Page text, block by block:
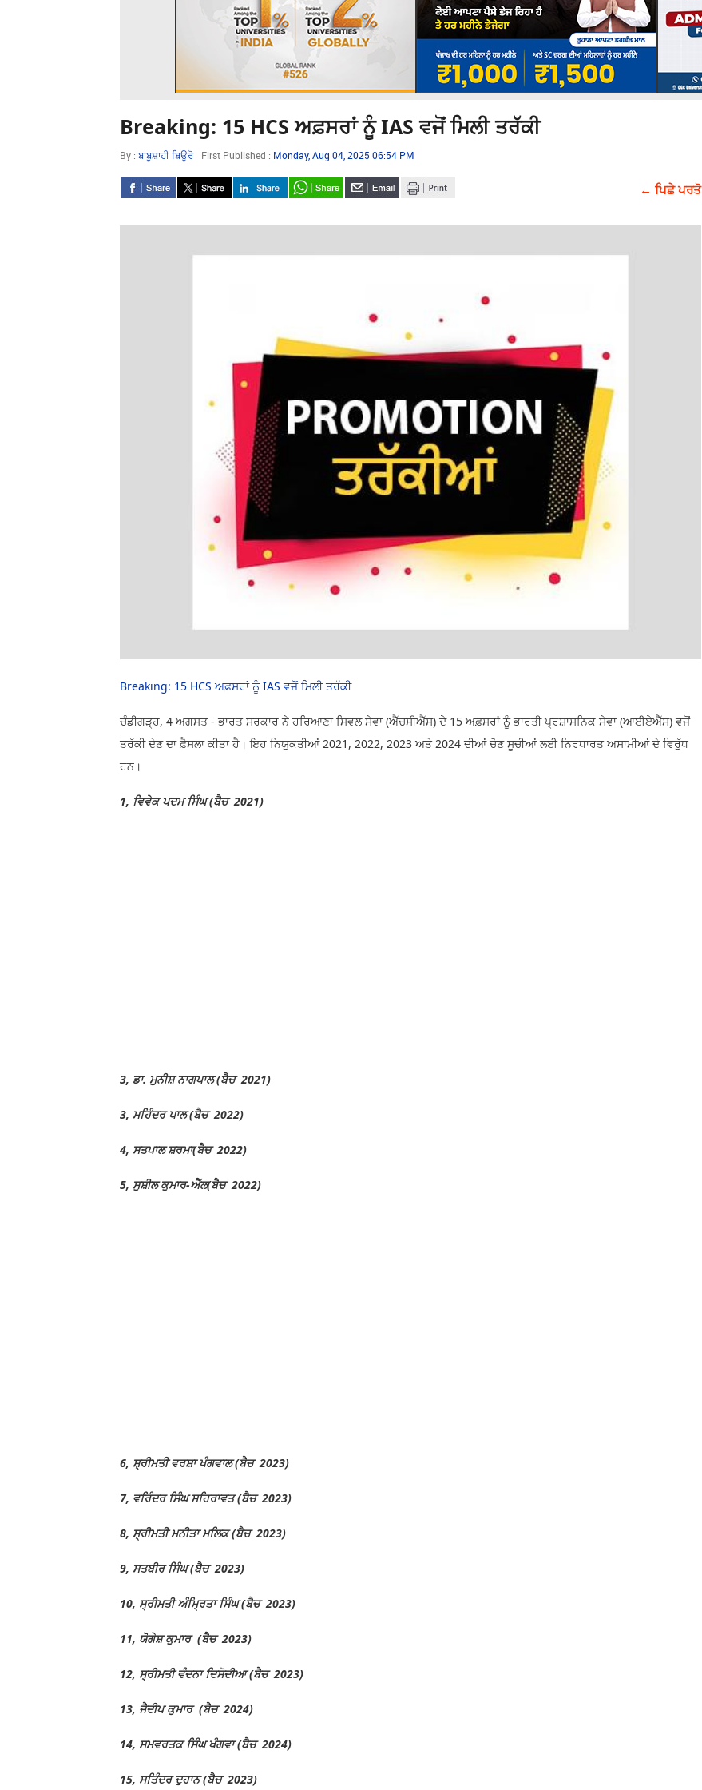
Breaking: 15 HCS ਅਫ਼ਸਰਾਂ ਨੂੰ IAS ਵਜੋਂ ਮਿਲੀ ਤਰੱਕੀ
By : ਬਾਬੂਸ਼ਾਹੀ ਬਿਊਰੋ First Published : Monday, Aug 04, 2025 06:54 PM
← ਪਿਛੇ ਪਰਤੋ
Breaking: 15 HCS ਅਫ਼ਸਰਾਂ ਨੂੰ IAS ਵਜੋਂ ਮਿਲੀ ਤਰੱਕੀ
ਚੰਡੀਗੜ੍ਹ, 4 ਅਗਸਤ - ਭਾਰਤ ਸਰਕਾਰ ਨੇ ਹਰਿਆਣਾ ਸਿਵਲ ਸੇਵਾ (ਐੱਚਸੀਐੱਸ) ਦੇ 15 ਅਫ਼ਸਰਾਂ ਨੂੰ ਭਾਰਤੀ ਪ੍ਰਸ਼ਾਸਨਿਕ ਸੇਵਾ (ਆਈਏਐੱਸ) ਵਜੋਂ
ਤਰੱਕੀ ਦੇਣ ਦਾ ਫ਼ੈਸਲਾ ਕੀਤਾ ਹੈ। ਇਹ ਨਿਯੁਕਤੀਆਂ 2021, 2022, 2023 ਅਤੇ 2024 ਦੀਆਂ ਚੋਣ ਸੂਚੀਆਂ ਲਈ ਨਿਰਧਾਰਤ ਅਸਾਮੀਆਂ ਦੇ ਵਿਰੁੱਧ
ਹਨ।
1, ਵਿਵੇਕ ਪਦਮ ਸਿੰਘ (ਬੈਚ 2021)
3, ਡਾ. ਮੁਨੀਸ਼ ਨਾਗਪਾਲ (ਬੈਚ 2021)
3, ਮਹਿੰਦਰ ਪਾਲ (ਬੈਚ 2022)
4, ਸਤਪਾਲ ਸ਼ਰਮਾ(ਬੈਚ 2022)
5, ਸੁਸ਼ੀਲ ਕੁਮਾਰ-ਐੱਲ(ਬੈਚ 2022)
6, ਸ਼੍ਰੀਮਤੀ ਵਰਸ਼ਾ ਖੰਗਵਾਲ (ਬੈਚ 2023)
7, ਵਰਿੰਦਰ ਸਿੰਘ ਸਹਿਰਾਵਤ (ਬੈਚ 2023)
8, ਸ੍ਰੀਮਤੀ ਮਨੀਤਾ ਮਲਿਕ (ਬੈਚ 2023)
9, ਸਤਬੀਰ ਸਿੰਘ (ਬੈਚ 2023)
10, ਸ੍ਰੀਮਤੀ ਅੰਮ੍ਰਿਤਾ ਸਿੰਘ (ਬੈਚ 2023)
11, ਯੋਗੇਸ਼ ਕੁਮਾਰ (ਬੈਚ 2023)
12, ਸ੍ਰੀਮਤੀ ਵੰਦਨਾ ਦਿਸੋਦੀਆ (ਬੈਚ 2023)
13, ਜੈਦੀਪ ਕੁਮਾਰ (ਬੈਚ 2024)
14, ਸਮਵਰਤਕ ਸਿੰਘ ਖੰਗਵਾ (ਬੈਚ 2024)
15, ਸਤਿੰਦਰ ਦੁਹਾਨ (ਬੈਚ 2023)